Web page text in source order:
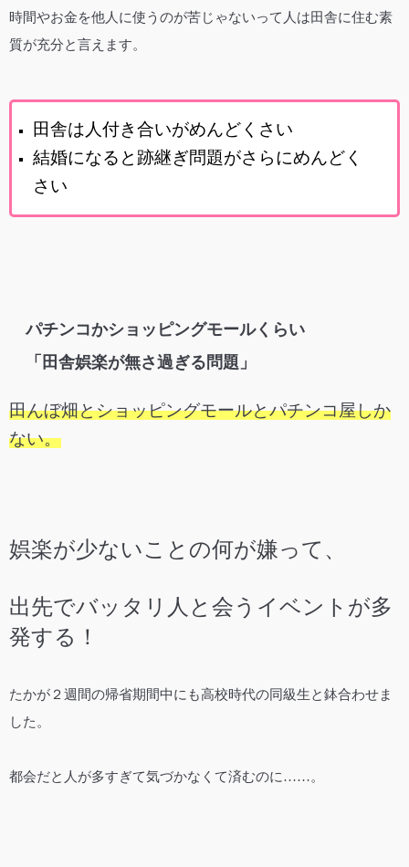
時間やお金を他人に使うのが苦じゃないって人は田舎に住む素
質が充分と言えます。
田舎は人付き合いがめんどくさい
結婚になると跡継ぎ問題がさらにめんどく
さい
パチンコかショッピングモールくらい
「田舎娯楽が無さ過ぎる問題」
田んぼ畑とショッピングモールとパチンコ屋しか
ない。
娯楽が少ないことの何が嫌って、
出先でバッタリ人と会うイベントが多
発する！
たかが２週間の帰省期間中にも高校時代の同級生と鉢合わせま
した。
都会だと人が多すぎて気づかなくて済むのに……。